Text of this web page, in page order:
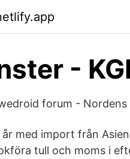
-
forum -
med import från
tull och moms i